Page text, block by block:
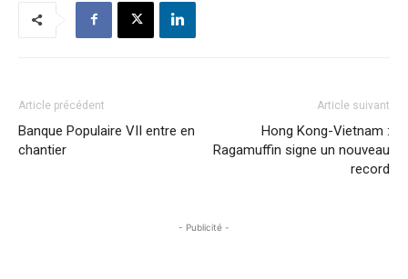
Article précédent
Banque Populaire VII entre en
chantier
Article suivant
Hong Kong-Vietnam :
Ragamuffin signe un nouveau
record
- Publicité -